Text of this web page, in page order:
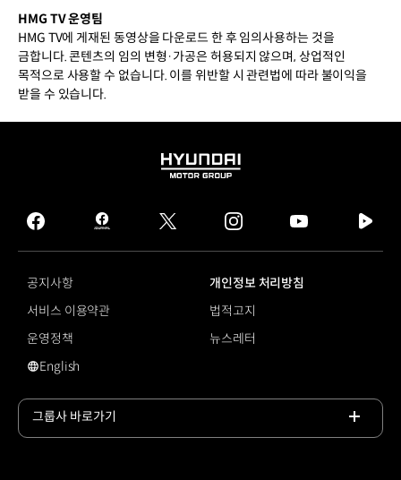
HMG TV 운영팀
HMG TV에 게재된 동영상을 다운로드 한 후 임의사용하는 것을
금합니다. 콘텐츠의 임의 변형·가공은 허용되지 않으며, 상업적인
목적으로 사용할 수 없습니다. 이를 위반할 시 관련법에 따라 불이익을
받을 수 있습니다.
HYUNDAI
GROUP
facebook
hmg
journal
twitter instagram
tv
공지사항
개인정보 처리방침
서비스 이용약관
법적고지
운영정책
뉴스레터
영문 사이트로 이동
English
그룹사 바로가기